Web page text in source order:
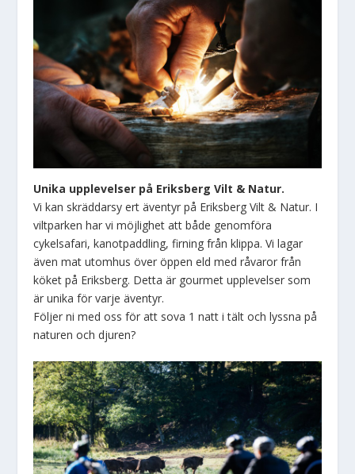
Unika upplevelser på Eriksberg Vilt & Natur.
Vi kan skräddarsy ert äventyr på Eriksberg Vilt & Natur. I
viltparken har vi möjlighet att både genomföra
cykelsafari, kanotpaddling, firning från klippa. Vi lagar
även mat utomhus över öppen eld med råvaror från
köket på Eriksberg. Detta är gourmet upplevelser som
är unika för varje äventyr.
Följer ni med oss för att sova 1 natt i tält och lyssna på
naturen och djuren?